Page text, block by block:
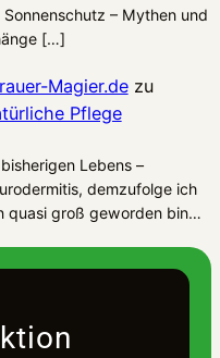
– Mythen und
[…]
Magier.dezu
Pflege
Lebens –
demzufolge ich
quasi groß geworden bin…